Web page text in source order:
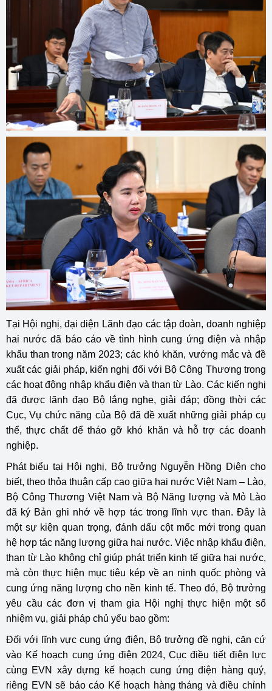
Tại Hội nghị, đại diện Lãnh đạo các tập đoàn, doanh nghiệp
hai nước đã báo cáo về tình hình cung ứng điện và nhập
khẩu than trong năm 2023; các khó khăn, vướng mắc và đề
xuất các giải pháp, kiến nghị đối với Bộ Công Thương trong
các hoạt động nhập khẩu điện và than từ Lào. Các kiến nghị
đã được lãnh đạo Bộ lắng nghe, giải đáp; đồng thời các
Cục, Vụ chức năng của Bộ đã đề xuất những giải pháp cụ
thể, thực chất để tháo gỡ khó khăn và hỗ trợ các doanh
nghiệp.
Phát biểu tại Hội nghị, Bộ trưởng Nguyễn Hồng Diên cho
biết, theo thỏa thuận cấp cao giữa hai nước Việt Nam – Lào,
Bộ Công Thương Việt Nam và Bộ Năng lượng và Mỏ Lào
đã ký Bản ghi nhớ về hợp tác trong lĩnh vực than. Đây là
một sự kiện quan trọng, đánh dấu cột mốc mới trong quan
hệ hợp tác năng lượng giữa hai nước. Việc nhập khẩu điện,
than từ Lào không chỉ giúp phát triển kinh tế giữa hai nước,
mà còn thực hiện mục tiêu kép về an ninh quốc phòng và
cung ứng năng lượng cho nền kinh tế. Theo đó, Bộ trưởng
yêu cầu các đơn vị tham gia Hội nghị thực hiện một số
nhiệm vụ, giải pháp chủ yếu bao gồm:
Đối với lĩnh vực cung ứng điện, Bộ trưởng đề nghị, căn cứ
vào Kế hoạch cung ứng điện 2024, Cục điều tiết điện lực
cùng EVN xây dựng kế hoạch cung ứng điện hàng quý,
riêng EVN sẽ báo cáo Kế hoạch hàng tháng và điều chỉnh